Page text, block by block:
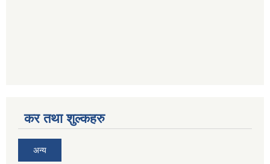
कर तथा शुल्कहरु
अन्य